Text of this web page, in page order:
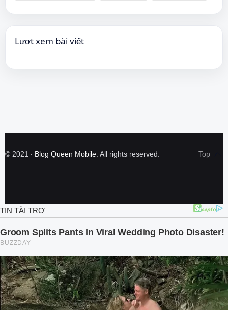
Lượt xem bài viết
© 2021 ‧ Blog Queen Mobile. All rights reserved.